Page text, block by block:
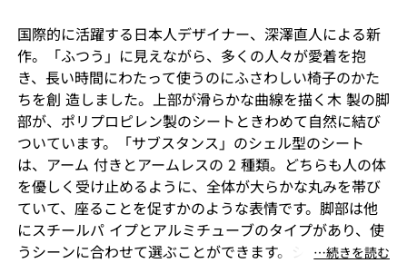
国際的に活躍する日本人デザイナー、深澤直人による新
作。「ふつう」に見えながら、多くの人々が愛着を抱
き、長い時間にわたって使うのにふさわしい椅子のかた
ちを創 造しました。上部が滑らかな曲線を描く木 製の脚
部が、ポリプロピレン製のシートときわめて自然に結び
ついています。「サブスタンス」のシェル型のシート
は、アーム 付きとアームレスの 2 種類。どちらも人の体
を優しく受け止めるように、全体が大らかな丸みを帯び
ていて、座ることを促すかのような表情です。脚部は他
にスチールパ イプとアルミチューブのタイプがあり、使
うシーンに合わせて選ぶことができます。シートのカラ
⋯続きを読む